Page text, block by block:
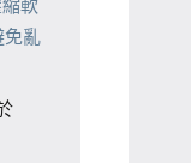
軟
免亂